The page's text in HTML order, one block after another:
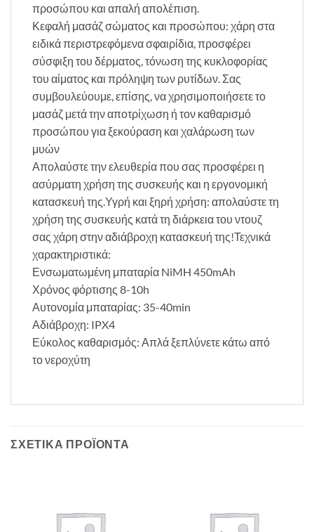
προσώπου και απαλή απολέπιση.
Κεφαλή μασάζ σώματος και προσώπου: χάρη στα
ειδικά περιστρεφόμενα σφαιρίδια, προσφέρει
σύσφιξη του δέρματος, τόνωση της κυκλοφορίας
του αίματος και πρόληψη των ρυτίδων. Σας
συμβουλεύουμε, επίσης, να χρησιμοποιήσετε το
μασάζ μετά την αποτρίχωση ή τον καθαρισμό
προσώπου για ξεκούραση και χαλάρωση των
μυών
Απολαύστε την ελευθερία που σας προσφέρει η
ασύρματη χρήση της συσκευής και η εργονομική
κατασκευή της.Υγρή και ξηρή χρήση: απολαύστε τη
χρήση της συσκευής κατά τη διάρκεια του ντουζ
σας χάρη στην αδιάβροχη κατασκευή της!Τεχνικά
χαρακτηριστικά:
Ενσωματωμένη μπαταρία NiMH 450mAh
Χρόνος φόρτισης 8-10h
Αυτονομία μπαταρίας: 35-40min
Αδιάβροχη: IPX4
Εύκολος καθαρισμός: Απλά ξεπλύνετε κάτω από
το νεροχύτη
ΣΧΕΤΙΚΆ ΠΡΟΪΌΝΤΑ